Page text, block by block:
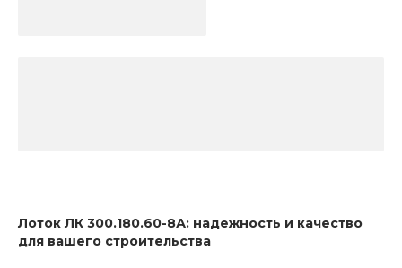
Лоток ЛК 300.180.60-8А: надежность и качество
для вашего строительства